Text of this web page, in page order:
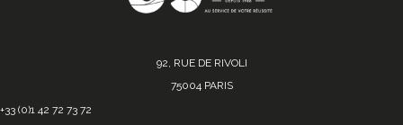
92, RUE DE RIVOLI
75004 PARIS
+33 (0)1 42 72 73 72